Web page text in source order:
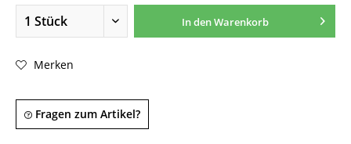
In denWarenkorb
Merken
Fragen zum Artikel?